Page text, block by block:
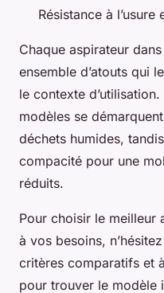
Résistance à l’usure
Chaque aspirateur
ensemble d’atouts qui
le contexte
modèles se
déchets humides,
compacité pour une
réduits.
Pour choisir le meilleur
à vos besoins,
critères comparatifs et
pour trouver le modèle